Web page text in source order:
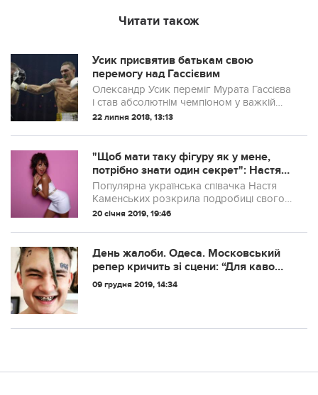
Читати також
Усик присвятив батькам свою
перемогу над Гассієвим
Олександр Усик переміг Мурата Гассієва
і став абсолютнім чемпіоном у важкій
вазі
22 липня 2018, 13:13
"Щоб мати таку фігуру як у мене,
потрібно знати один секрет": Настя
Каменських про те, як бути стрункою
Популярна українська співачка Настя
Каменських розкрила подробиці свого
схуднення і поділилася деякими
20 січня 2019, 19:46
День жалоби. Одеса. Московський
репер кричить зі сцени: “Для каво
етат траур? Ім пох.. Ані умєрлі…”
09 грудня 2019, 14:34